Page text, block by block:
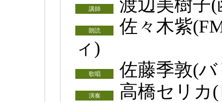
講師 渡辺美樹子
朗読
佐々木紫
ィ)
歌唱 佐藤季敦(
演奏 高橋セリカ